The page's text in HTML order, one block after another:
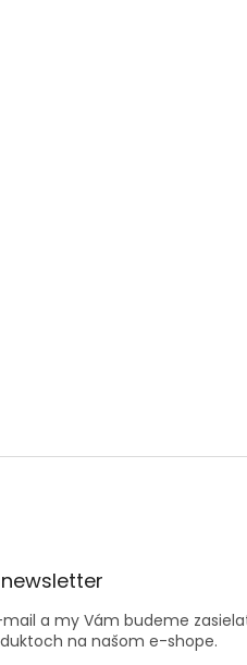
a my Vám budeme
na našom e-shope.